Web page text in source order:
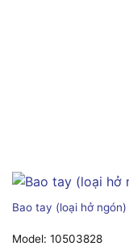
Bao tay (loại hở
Model: 10503828